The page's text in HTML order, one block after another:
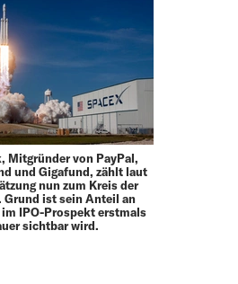
Mitgründer von PayPal,
und Gigafund, zählt laut
nun zum Kreis der
Grund ist sein Anteil an
im IPO-Prospekt erstmals
sichtbar wird.